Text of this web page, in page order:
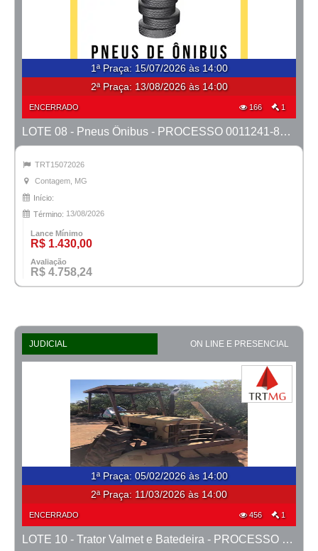
1ª Praça: 15/07/2026 às 14:00
2ª Praça: 13/08/2026 às 14:00
ENCERRADO 166 1
LOTE 08 - Pneus Ônibus - PROCESSO 0011241-88.2022-6ª CONTAGEM
TRT15072026
Contagem, MG
Início:
Término: 13/08/2026
Lance Mínimo
R$ 1.430,00
Avaliação
R$ 4.758,24
JUDICIAL ON LINE E PRESENCIAL
1ª Praça: 05/02/2026 às 14:00
2ª Praça: 11/03/2026 às 14:00
ENCERRADO 456 1
LOTE 10 - Trator Valmet e Batedeira - PROCESSO 0041700-45.2009-1ª CONT.